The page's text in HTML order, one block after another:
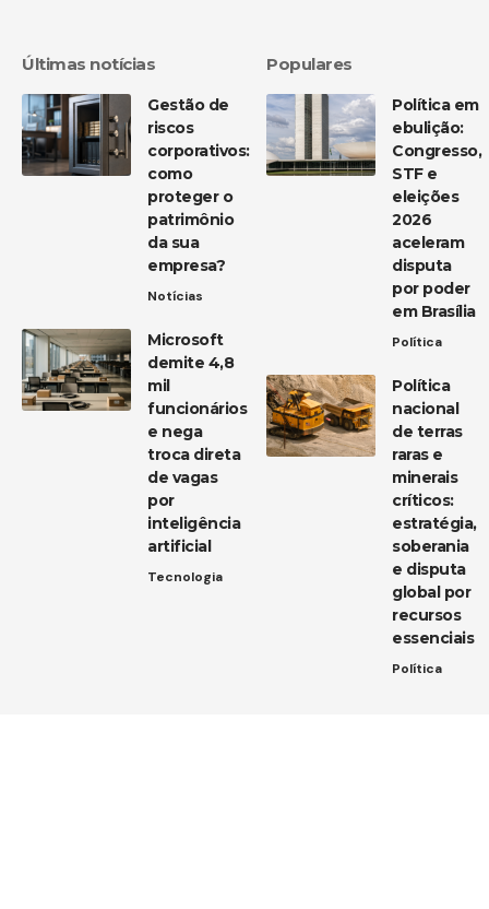
Últimas notícias
Gestão de
riscos
corporativos:
como
proteger o
patrimônio
da sua
empresa?
Notícias
Microsoft
demite 4,8
mil
funcionários
e nega
troca direta
de vagas
por
inteligência
artificial
Tecnologia
Populares
Política em
ebulição:
Congresso,
STF e
eleições
2026
aceleram
disputa
por poder
em Brasília
Política
Política
nacional
de terras
raras e
minerais
críticos:
estratégia,
soberania
e disputa
global por
recursos
essenciais
Política